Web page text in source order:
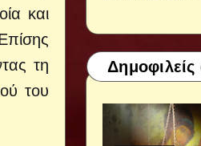
και
τη
του
Δημοφιλείς